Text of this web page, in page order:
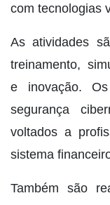
com tecnologias
As atividades
treinamento,
e inovação.
segurança
voltados a
sistema
Também são